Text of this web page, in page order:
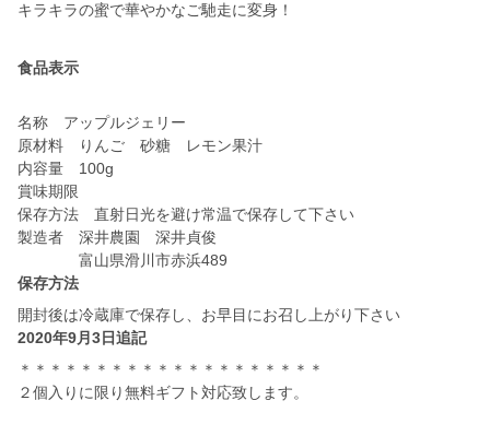
キラキラの蜜で華やかなご馳走に変身！
食品表示
名称 アップルジェリー
原材料 りんご 砂糖 レモン果汁
内容量 100g
賞味期限
保存方法 直射日光を避け常温で保存して下さい
製造者 深井農園 深井貞俊
保存方法
開封後は冷蔵庫で保存し、お早目にお召し上がり下さい
2020年9月3日追記
＊＊＊＊＊＊＊＊＊＊＊＊＊＊＊＊＊＊＊＊
２個入りに限り無料ギフト対応致します。